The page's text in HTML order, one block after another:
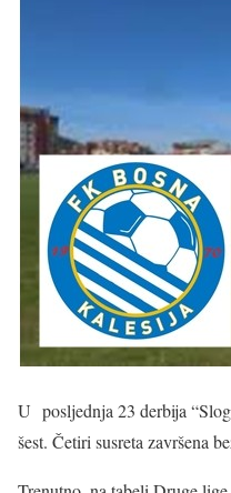
U posljednja 23 derbija
šest. Četiri susreta završena